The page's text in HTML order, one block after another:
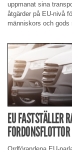
uppmanat sina
åtgärder på EU-nivå
människors och gods
EU FASTSTÄLLER
FORDONSFLOTTOR